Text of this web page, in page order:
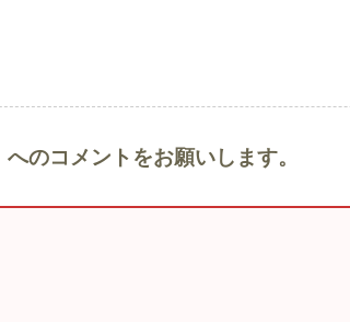
のコメントをお願いします。